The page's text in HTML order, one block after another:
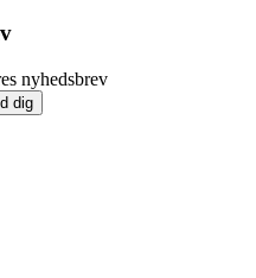
nyhedsbrev
dig